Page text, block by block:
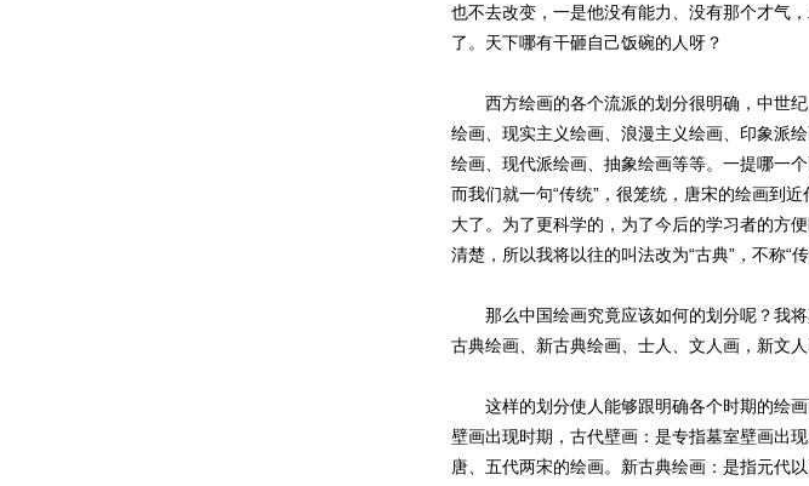
也不去改变，一是他没有能力、没有那个才气
了。天下哪有干砸自己饭碗的人呀？
西方绘画的各个流派的划分很明确，中世纪
绘画、现实主义绘画、浪漫主义绘画、印象派
绘画、现代派绘画、抽象绘画等等。一提哪一
而我们就一句“传统”，很笼统，唐宋的绘画到
大了。为了更科学的，为了今后的学习者的方
清楚，所以我将以往的叫法改为“古典”，不称“
那么中国绘画究竟应该如何的划分呢？我将
古典绘画、新古典绘画、士人、文人画，新文人
这样的划分使人能够跟明确各个时期的绘画
壁画出现时期，古代壁画：是专指墓室壁画出
唐、五代两宋的绘画。新古典绘画：是指元代